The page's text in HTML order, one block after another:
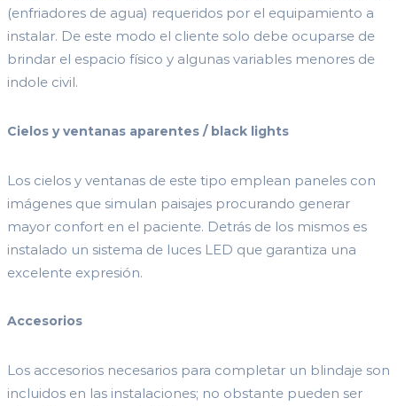
(enfriadores de agua) requeridos por el equipamiento a
instalar. De este modo el cliente solo debe ocuparse de
brindar el espacio físico y algunas variables menores de
indole civil.
Cielos y ventanas aparentes / black lights
Los cielos y ventanas de este tipo emplean paneles con
imágenes que simulan paisajes procurando generar
mayor confort en el paciente. Detrás de los mismos es
instalado un sistema de luces LED que garantiza una
excelente expresión.
Accesorios
Los accesorios necesarios para completar un blindaje son
incluidos en las instalaciones; no obstante pueden ser